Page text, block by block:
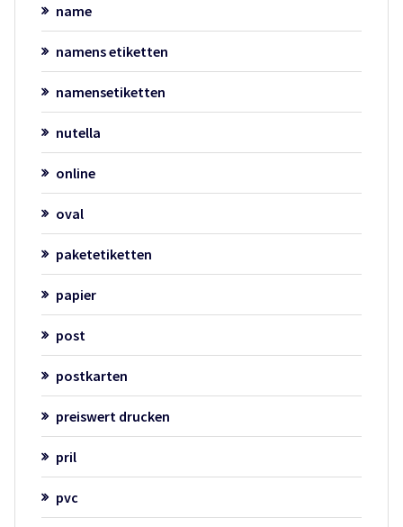
name
namens etiketten
namensetiketten
nutella
online
oval
paketetiketten
papier
post
postkarten
preiswert drucken
pril
pvc